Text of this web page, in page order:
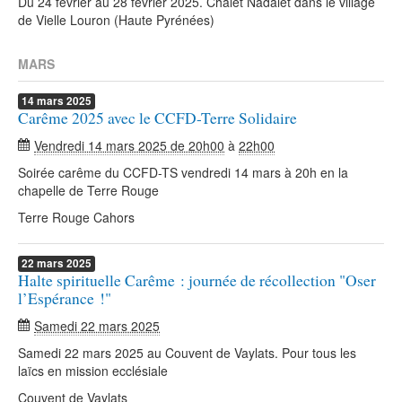
de Vielle Louron (Haute Pyrénées)
MARS
14mars 2025
Carême 2025 avec le CCFD-Terre Solidaire
Vendredi 14 mars 2025 de 20h00 à 22h00
Soirée carême du CCFD-TS vendredi 14 mars à 20h en la
chapelle de Terre Rouge
Terre Rouge Cahors
22 mars 2025
Halte spirituelle Carême : journée de récollection "Oser
l’Espérance !"
Samedi 22 mars 2025
Samedi 22 mars 2025 au Couvent de Vaylats. Pour tous les
laïcs en mission ecclésiale
Couvent de Vaylats